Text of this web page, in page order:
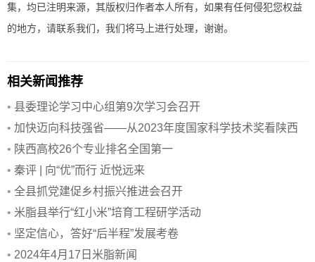
集，均已注明来源，其版权归作者本人所有，如果有任何侵犯您权益
的地方，请联系我们，我们将马上进行处理，谢谢。
相关新闻推荐
• 县委理论学习中心组第9次学习会召开
• 加快迈向科技强省——从2023年度国家科学技术奖看陕西
创新亮点
• 陕西高校26个专业排名全国第一
• 秦评 | 向“优”而行 近悦远来
• 全县抓党建促乡村振兴推进会召开
• 米脂县举行“红小米”培育工程研学活动
• 坚定信心，答好“后半程”发展考卷
• 2024年4月17日米脂新闻